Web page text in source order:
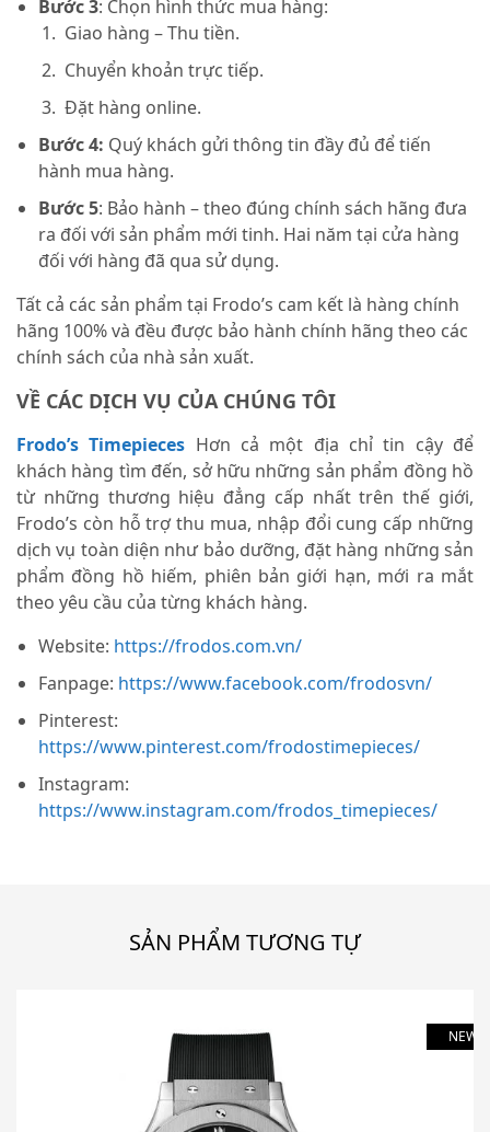
Bước 3: Chọn hình thức mua hàng:
Giao hàng – Thu tiền.
Chuyển khoản trực tiếp.
Đặt hàng online.
Bước 4: Quý khách gửi thông tin đầy đủ để tiến
hành mua hàng.
Bước 5: Bảo hành – theo đúng chính sách hãng đưa
ra đối với sản phẩm mới tinh. Hai năm tại cửa hàng
đối với hàng đã qua sử dụng.
Tất cả các sản phẩm tại Frodo’s cam kết là hàng chính
hãng 100% và đều được bảo hành chính hãng theo các
chính sách của nhà sản xuất.
VỀ CÁC DỊCH VỤ CỦA CHÚNG TÔI
Frodo’s Timepieces Hơn cả một địa chỉ tin cậy để
khách hàng tìm đến, sở hữu những sản phẩm đồng hồ
từ những thương hiệu đẳng cấp nhất trên thế giới,
Frodo’s còn hỗ trợ thu mua, nhập đổi cung cấp những
dịch vụ toàn diện như bảo dưỡng, đặt hàng những sản
phẩm đồng hồ hiếm, phiên bản giới hạn, mới ra mắt
theo yêu cầu của từng khách hàng.
Website: https://frodos.com.vn/
Fanpage: https://www.facebook.com/frodosvn/
Pinterest:
https://www.pinterest.com/frodostimepieces/
Instagram:
https://www.instagram.com/frodos_timepieces/
SẢN PHẨM TƯƠNG TỰ
NEW